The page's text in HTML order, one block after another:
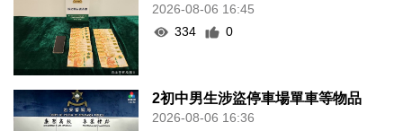
2026-08-06 16:45
334
0
2初中男生涉盜停車場單車等物品
2026-08-06 16:36